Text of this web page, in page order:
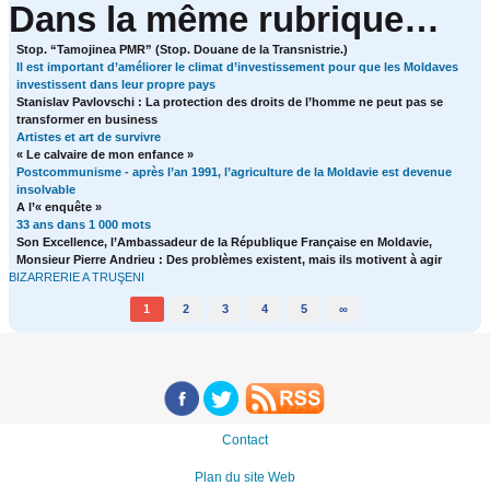
Dans la même rubrique…
Stop. “Tamojinea PMR” (Stop. Douane de la Transnistrie.)
Il est important d’améliorer le climat d’investissement pour que les Moldaves
investissent dans leur propre pays
Stanislav Pavlovschi : La protection des droits de l’homme ne peut pas se
transformer en business
Artistes et art de survivre
« Le calvaire de mon enfance »
Postcommunisme - après l’an 1991, l’agriculture de la Moldavie est devenue
insolvable
A l’« enquête »
33 ans dans 1 000 mots
Son Excellence, l’Ambassadeur de la République Française en Moldavie,
Monsieur Pierre Andrieu : Des problèmes existent, mais ils motivent à agir
BIZARRERIE A TRUŞENI
1 2 3 4 5 ∞
Contact
Plan du site Web